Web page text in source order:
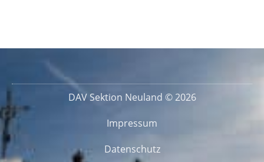
DAV Sektion Neuland © 2026
Impressum
Datenschutz